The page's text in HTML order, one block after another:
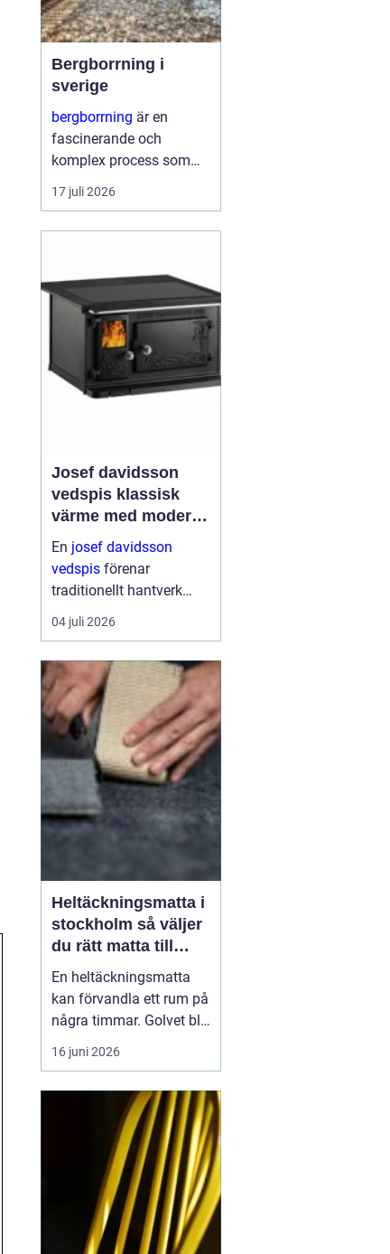
Bergborrning i
sverige
bergborrning är en
fascinerande och
komplex process som
innefattar att borra
genom sten och
av stabila fundament
för...
17 juli 2026
Josef davidsson
vedspis klassisk
värme med modern
funktion
En josef davidsson
vedspis förenar
traditionellt hantverk
med dagens krav på
effektiv, trygg och
uppvärmning. Många
uppskattar känslan av
en levande eld i köket,...
04 juli 2026
Heltäckningsmatta i
stockholm så väljer
du rätt matta till
hem och kontor
En heltäckningsmatta
kan förvandla ett rum på
några timmar. Golvet blir
mjukare, ljudnivån
sjunker och hela miljön
Stockholm syns trenden
tydligt både i hem och
på kontor. Samtidigt har
många kvar en gammal
bild av heltäckningsma...
16 juni 2026